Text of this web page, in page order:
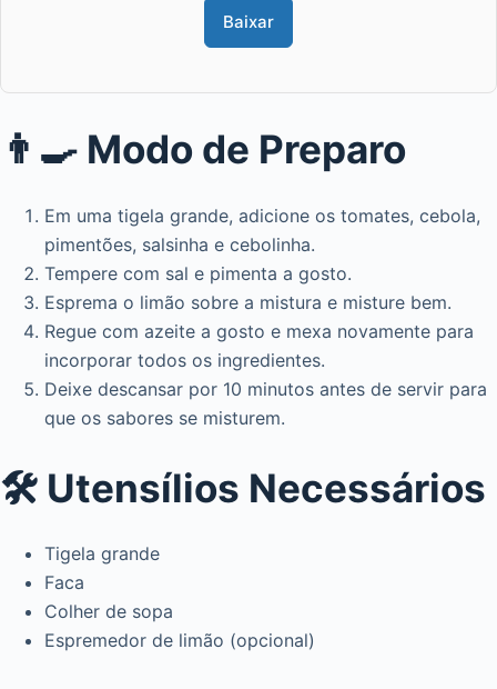
Baixar
👨‍🍳 Modo de Preparo
Em uma tigela grande, adicione os tomates, cebola,
pimentões, salsinha e cebolinha.
Tempere com sal e pimenta a gosto.
Esprema o limão sobre a mistura e misture bem.
Regue com azeite a gosto e mexa novamente para
incorporar todos os ingredientes.
Deixe descansar por 10 minutos antes de servir para
que os sabores se misturem.
🛠️ Utensílios Necessários
Tigela grande
Faca
Colher de sopa
Espremedor de limão (opcional)